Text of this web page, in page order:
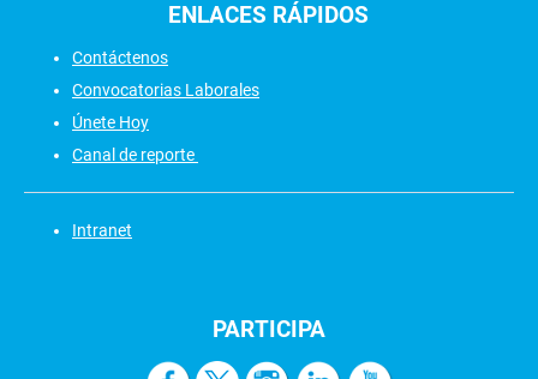
ENLACES RÁPIDOS
Contáctenos
Convocatorias Laborales
Únete Hoy
Canal de reporte
Intranet
PARTICIPA